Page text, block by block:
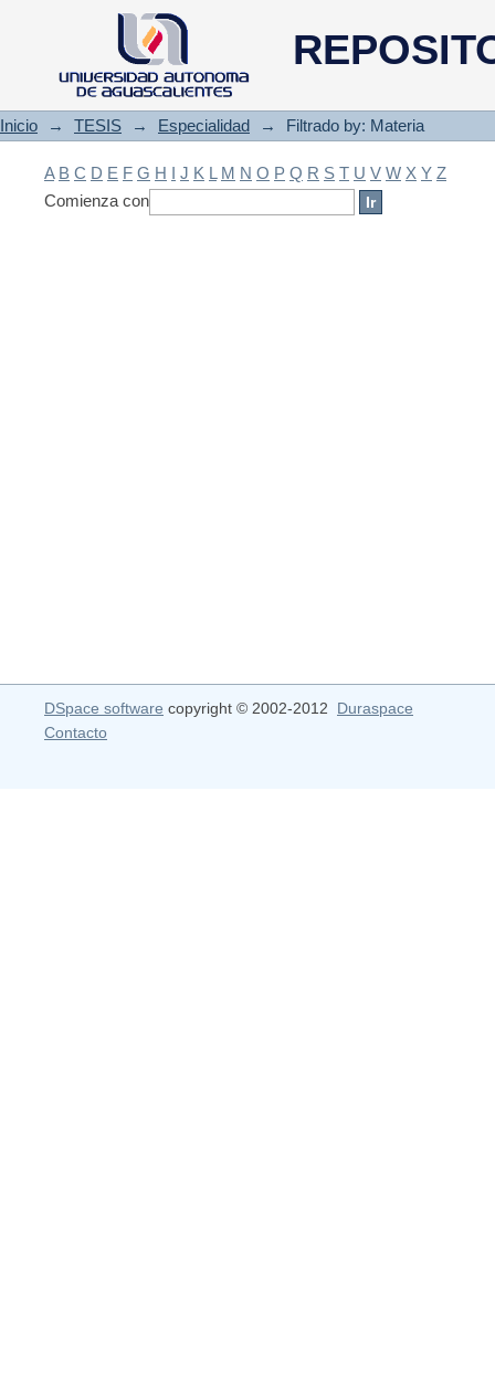
Filtrado by: Materia
Inicio → TESIS → Especialidad → Filtrado by: Materia
A B C D E F G H I J K L M N O P Q R S T U V W X Y Z
Comienza con
DSpace software copyright © 2002-2012 Duraspace
Contacto